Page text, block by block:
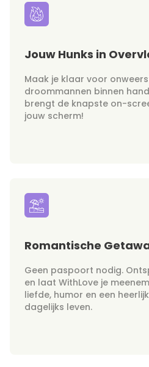
Jouw Hunks in
Maak je klaar voor
droommannen binnen
brengt de knapste on-
jouw scherm!
Romantische
Geen paspoort nodig.
en laat WithLove je
liefde, humor en een
dagelijks leven.